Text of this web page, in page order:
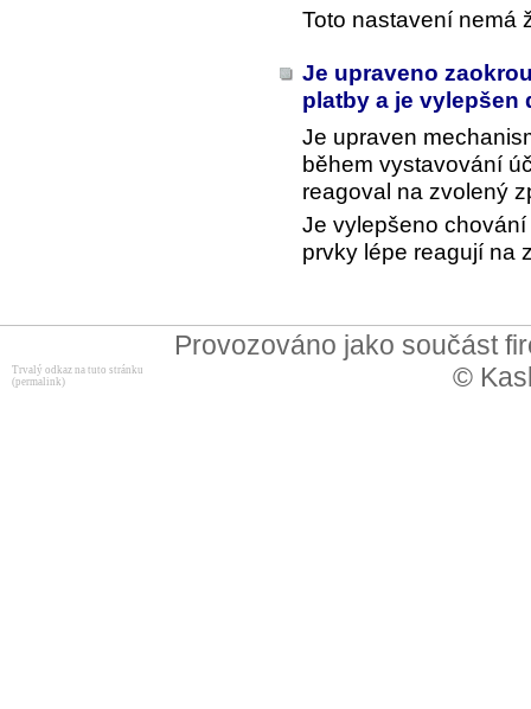
Toto nastavení nemá
Je upraveno
platby a je
Je upraven
během vystavování
reagoval na zvolený
Je vylepšeno
prvky lépe reagují na
Provozováno jako součást
©
Trvalý odkaz na tuto stránku
(permalink)